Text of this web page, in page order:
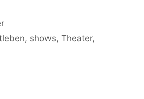
Theatre
, shows,Theater,